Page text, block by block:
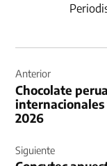
de
entradas
Anterior
Chocolate
internacionales
2026
Siguiente